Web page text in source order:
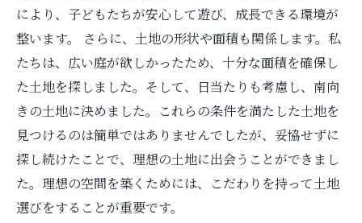
により、子どもたちが安心して遊び、成長できる環境が
整います。 さらに、土地の形状や面積も関係します。私
たちは、広い庭が欲しかったため、十分な面積を確保し
た土地を探しました。そして、日当たりも考慮し、南向
きの土地に決めました。これらの条件を満たした土地を
見つけるのは簡単ではありませんでしたが、妥協せずに
探し続けたことで、理想の土地に出会うことができまし
た。理想の空間を築くためには、こだわりを持って土地
選びをすることが重要です。